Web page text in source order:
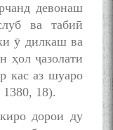
девонаш
ва табиӣ
ӯ дилкаш ва
ҳол ҷазолати
кас аз шуаро
18).
дорои ду